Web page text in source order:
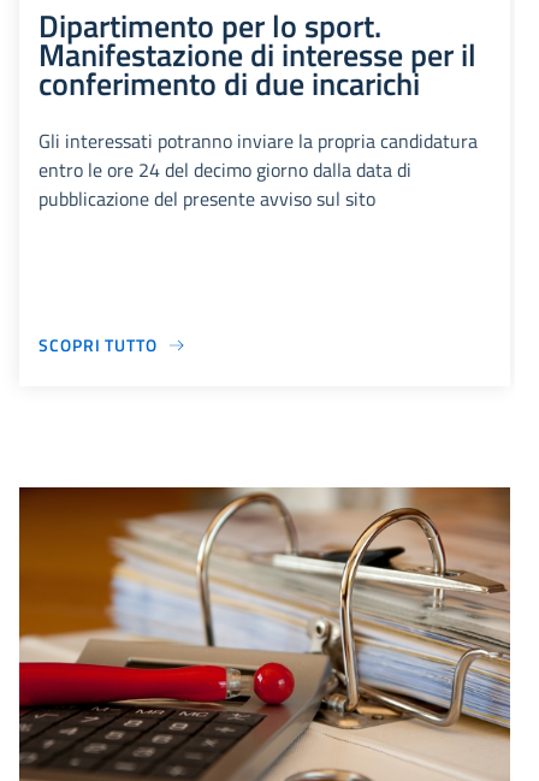
Dipartimento per lo sport.
Manifestazione di interesse per il
conferimento di due incarichi
Gli interessati potranno inviare la propria candidatura
entro le ore 24 del decimo giorno dalla data di
pubblicazione del presente avviso sul sito
SCOPRI TUTTO